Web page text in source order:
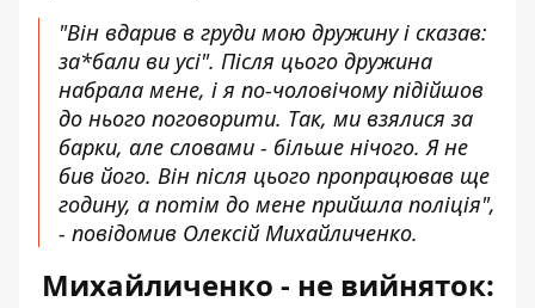
"Він вдарив в груди мою дружину і сказав:
за*бали ви усі". Після цього дружина
набрала мене, і я по-чоловічому підійшов
до нього поговорити. Так, ми взялися за
барки, але словами - більше нічого. Я не
бив його. Він після цього пропрацював ще
годину, а потім до мене прийшла поліція",
- повідомив Олексій Михайличенко.
Михайличенко - не вийняток: